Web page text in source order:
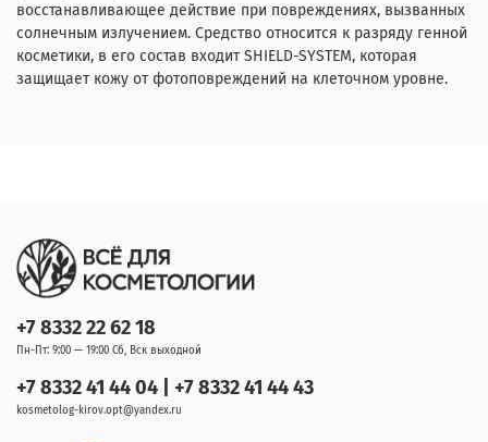
восстанавливающее действие при повреждениях, вызванных
солнечным излучением. Средство относится к разряду генной
косметики, в его состав входит SHIELD-SYSTEM, которая
защищает кожу от фотоповреждений на клеточном уровне.
+7 8332 22 62 18
Пн-Пт: 9:00 — 19:00 Сб, Вск выходной
+7 8332 41 44 04 | +7 8332 41 44 43
kosmetolog-kirov.opt@yandex.ru